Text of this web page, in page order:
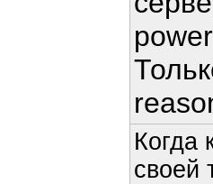
Когда
своей